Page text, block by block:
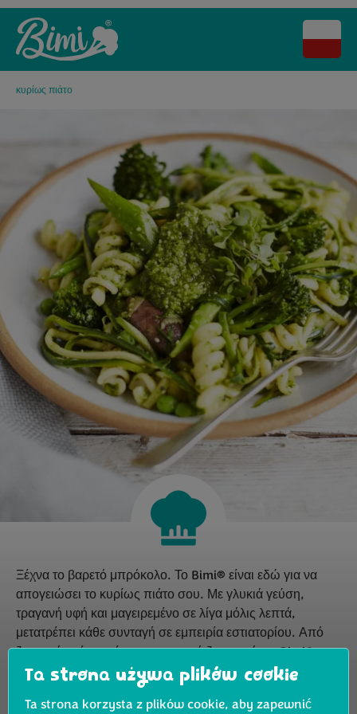
κυρίως πιάτο
Ξέχνα το βαρετό μπρόκολο. Το Bimi® είναι εδώ για να
απογειώσει το κυρίως πιάτο σου. Με γλυκιά γεύση,
τραγανή υφή και μαγειρεμένο σε λίγα μόλις λεπτά,
μετατρέπει κάθε συνταγή σε εμπειρία εστιατορίου. Από
ζουμερά κρέατα μέχρι μεσογειακά ζυμαρικά, το Bimi®
είναι το λαχανικό που κάνει το πιάτο σου πραγματικά να
Ta strona używa plików cookie
Ta strona korzysta z plików cookie, aby zapewnić